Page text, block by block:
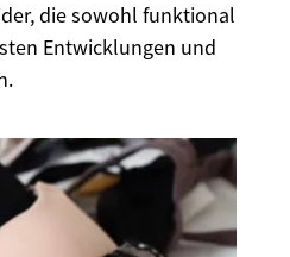
die sowohl funktional
Entwicklungen und